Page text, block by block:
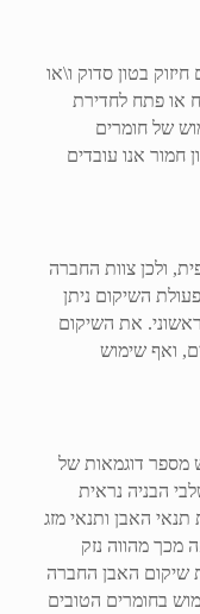
בטון סדוק ו\או
או פתח לחדירת
של חומרים
אנו עובדים
ולכן צוות החברה
השיקום ניתן
את השיקום
ואף שימוש
מספר דוגמאות של
הבניה נראית
האבן ותנאי מזג
מכך מהווה נזק
שיקום האבן החברה
בחומרים הטובים